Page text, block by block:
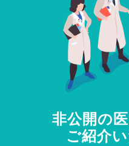
非公開の
ご紹介